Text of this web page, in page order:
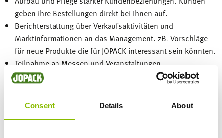
Consent Details About
geben ihre Bestellungen direkt bei Ihnen auf.
Berichterstattung über Verkaufsaktivitäten und
Marktinformationen an das Management. zB. Vorschläge
für neue Produkte die für JOPACK interessant sein könnten.
Teilnahme an Messen und Veranstaltungen
Ihr Profil:
Erfahrung im Vertrieb und in der Kundenbetreuung